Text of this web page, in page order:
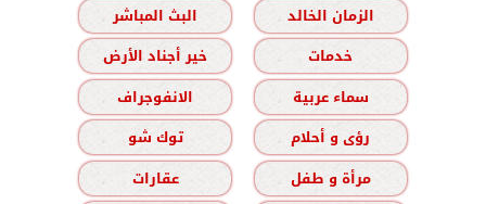
الزمان الخالد
البث المباشر
خدمات
خير أجناد الأرض
سماء عربية
الانفوجراف
رؤى و أحلام
توك شو
مرأة و طفل
عقارات